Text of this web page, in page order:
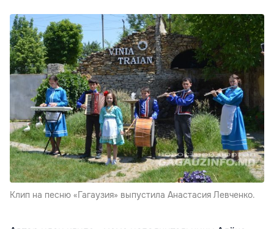
Клип на песню «Гагаузия» выпустила Анастасия Левченко.